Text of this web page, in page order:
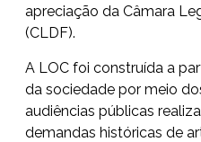
apreciação da Câmara
(CLDF).
A LOC foi construída a
da sociedade por meio
audiências públicas
demandas históricas de